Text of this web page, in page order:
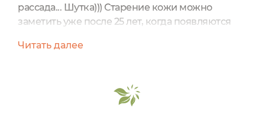
рассада... Шутка))) Старение кожи можно
заметить уже после 25 лет, когда появляются
признаки старения поможет Флюид
морщинки, глубоко увлажняет,
восстанавливает тонус и упругость, ускоряет
Читать далее